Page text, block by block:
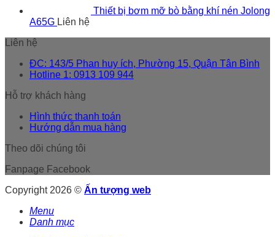
Thiết bị bơm mỡ bò bằng khí nén Jolong
A65G Liên hệ
Liên hệ
ĐC: 143/5 Phan huy ích, Phường 15, Quận Tân Bình
Hotline 1: 0913 109 944
Hỗ trợ khách hàng
Hình thức thanh toán
Hướng dẫn mua hàng
Theo dõi chúng tôi
Fanpage Facebook
Copyright 2026 © Ấn tượng web
Menu
Danh mục